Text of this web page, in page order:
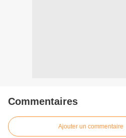
Commentaires
Ajouter un commentaire